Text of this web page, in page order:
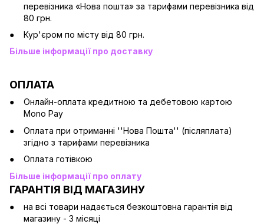
перевізника «Нова пошта» за тарифами перевізника від
80 грн.
Кур'єром по місту від 80 грн.
Більше інформації про доставку
ОПЛАТА
Онлайн-оплата кредитною та дебетовою картою
Mono Pay
Оплата при отриманні ''Нова Пошта'' (післяплата)
згідно з тарифами перевізника
Оплата готівкою
Більше інформації про оплату
ГАРАНТІЯ ВІД МАГАЗИНУ
на всі товари надається безкоштовна гарантія від
магазину - 3 місяці